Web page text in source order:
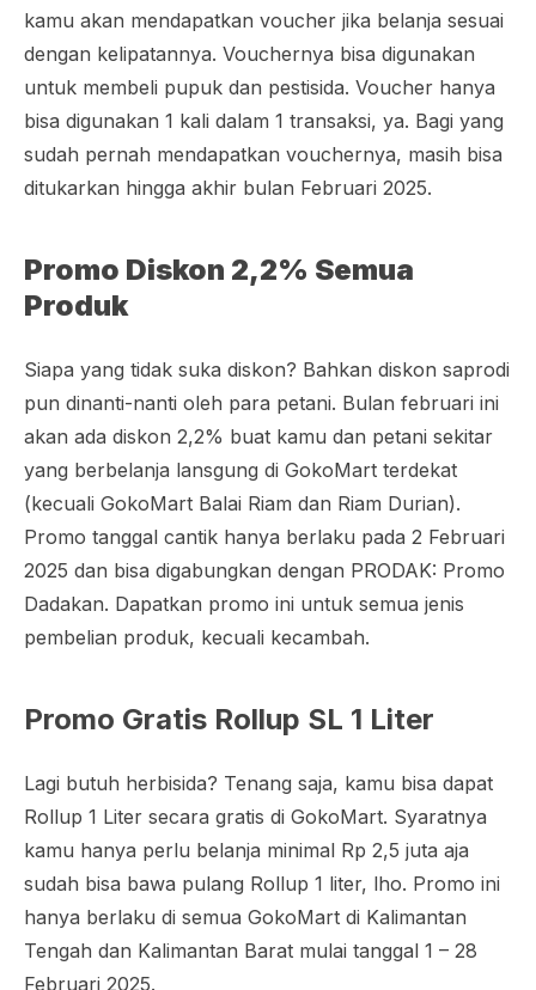
kamu akan mendapatkan voucher jika belanja sesuai
dengan kelipatannya. Vouchernya bisa digunakan
untuk membeli pupuk dan pestisida. Voucher hanya
bisa digunakan 1 kali dalam 1 transaksi, ya. Bagi yang
sudah pernah mendapatkan vouchernya, masih bisa
ditukarkan hingga akhir bulan Februari 2025.
Promo Diskon 2,2% Semua
Produk
Siapa yang tidak suka diskon? Bahkan diskon saprodi
pun dinanti-nanti oleh para petani. Bulan februari ini
akan ada diskon 2,2% buat kamu dan petani sekitar
yang berbelanja lansgung di GokoMart terdekat
(kecuali GokoMart Balai Riam dan Riam Durian).
Promo tanggal cantik hanya berlaku pada 2 Februari
2025 dan bisa digabungkan dengan PRODAK: Promo
Dadakan. Dapatkan promo ini untuk semua jenis
pembelian produk, kecuali kecambah.
Promo Gratis Rollup SL 1 Liter
Lagi butuh herbisida? Tenang saja, kamu bisa dapat
Rollup 1 Liter secara gratis di GokoMart. Syaratnya
kamu hanya perlu belanja minimal Rp 2,5 juta aja
sudah bisa bawa pulang Rollup 1 liter, lho. Promo ini
hanya berlaku di semua GokoMart di Kalimantan
Tengah dan Kalimantan Barat mulai tanggal 1 – 28
Februari 2025.